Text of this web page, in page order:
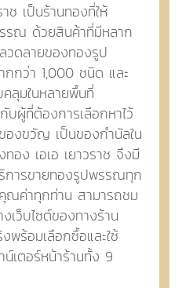
ช เป็นร้านทองที่ให้
รณ ด้วยสินค้าที่มีหลาก
วดลายของทองรูป
กว่า 1,000 ชนิด และ
ลุมในหลายพื้นที่
บผู้ที่ต้องการเลือกหาไว้
องขวัญ เป็นของกำนัลใน
อง เอเอ เยาวราช จึงมี
การขายทองรูปพรรณทุก
ณค่าทุกท่าน สามารถชม
เว็บไซต์ของทางร้าน
พร้อมเลือกซื้อและใช้
เตอร์หน้าร้านทั้ง 9